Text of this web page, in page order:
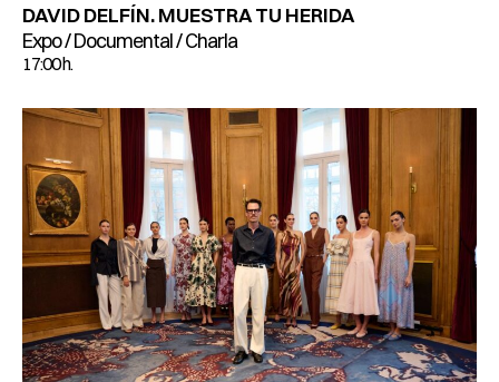
DAVID DELFÍN. MUESTRA TU HERIDA
Expo / Documental / Charla
17:00 h.